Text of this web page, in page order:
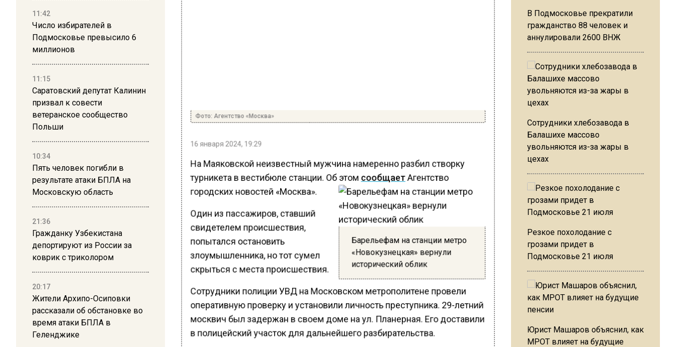
11:42
Число избирателей в
Подмосковье превысило 6
миллионов
11:15
Саратовский депутат Калинин
призвал к совести
ветеранское сообщество
Польши
10:34
Пять человек погибли в
результате атаки БПЛА на
Московскую область
21:36
Гражданку Узбекистана
депортируют из России за
коврик с триколором
20:17
Жители Архипо-Осиповки
рассказали об обстановке во
время атаки БПЛА в
Геленджике
Фото: Агентство «Москва»
16 января 2024, 19:29
На Маяковской неизвестный мужчина намеренно разбил створку
турникета в вестибюле станции. Об этом сообщаетАгентство
городских новостей «Москва».
Барельефам на станции метро
«Новокузнецкая» вернули
исторический облик
Один из пассажиров, ставший
свидетелем происшествия,
попытался остановить
злоумышленника, но тот сумел
скрыться с места происшествия.
Сотрудники полиции УВД на Московском метрополитене провели
оперативную проверку и установили личность преступника. 29-летний
москвич был задержан в своем доме на ул. Планерная. Его доставили
в полицейский участок для дальнейшего разбирательства.
В Подмосковье прекратили
гражданство 88 человек и
аннулировали 2600 ВНЖ
Сотрудники хлебозавода в
Балашихе массово
увольняются из-за жары в
цехах
Резкое похолодание с
грозами придет в
Подмосковье 21 июля
Юрист Машаров объяснил, как
МРОТ влияет на будущие